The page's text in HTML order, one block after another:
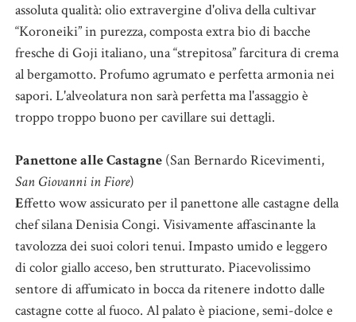
assoluta qualità: olio extravergine d'oliva della cultivar
“Koroneiki” in purezza, composta extra bio di bacche
fresche di Goji italiano, una “strepitosa” farcitura di crema
al bergamotto. Profumo agrumato e perfetta armonia nei
sapori. L'alveolatura non sarà perfetta ma l'assaggio è
troppo troppo buono per cavillare sui dettagli.
Panettone alle Castagne(San Bernardo Ricevimenti,
San Giovanni in Fiore)
Effetto wow assicurato per il panettone alle castagne della
chef silana Denisia Congi. Visivamente affascinante la
tavolozza dei suoi colori tenui. Impasto umido e leggero
di color giallo acceso, ben strutturato. Piacevolissimo
sentore di affumicato in bocca da ritenere indotto dalle
castagne cotte al fuoco. Al palato è piacione, semi-dolce e